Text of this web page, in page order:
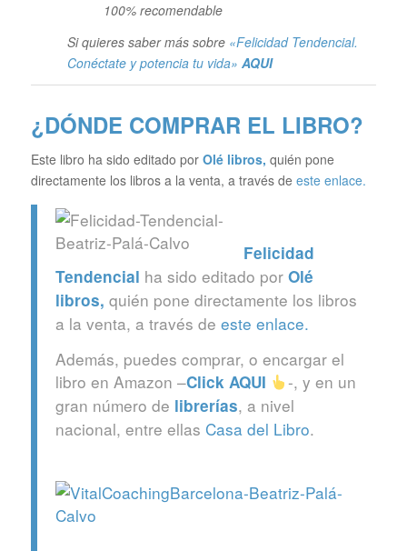
100% recomendable
Si quieres saber más sobre «Felicidad Tendencial.
Conéctate y potencia tu vida» AQUI
¿DÓNDE COMPRAR EL LIBRO?
Este libro ha sido editado por Olé libros, quién pone
directamente los libros a la venta, a través de este enlace.
Felicidad
Tendencial ha sido editado por Olé
libros, quién pone directamente los libros
a la venta, a través de este enlace.
Además, puedes comprar, o encargar el
libro en Amazon –Click AQUI
-, y en un
gran número de librerías, a nivel
nacional, entre ellas Casa del Libro.